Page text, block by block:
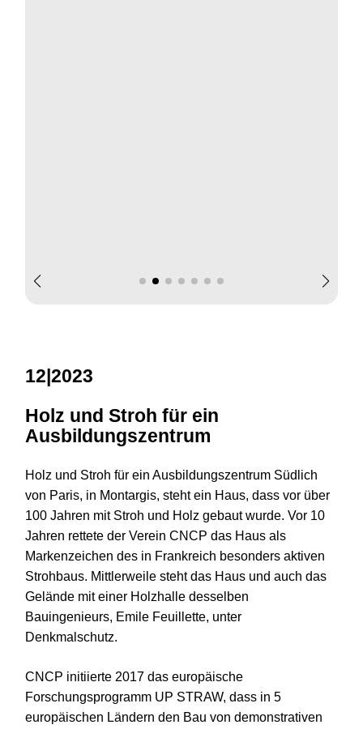
12|2023
Holz und Stroh für ein
Ausbildungszentrum
Holz und Stroh für ein Ausbildungszentrum Südlich
von Paris, in Montargis, steht ein Haus, dass vor über
100 Jahren mit Stroh und Holz gebaut wurde. Vor 10
Jahren rettete der Verein CNCP das Haus als
Markenzeichen des in Frankreich besonders aktiven
Strohbaus. Mittlerweile steht das Haus und auch das
Gelände mit einer Holzhalle desselben
Bauingenieurs, Emile Feuillette, unter
Denkmalschutz.
CNCP initiierte 2017 das europäische
Forschungsprogramm UP STRAW, dass in 5
europäischen Ländern den Bau von demonstrativen